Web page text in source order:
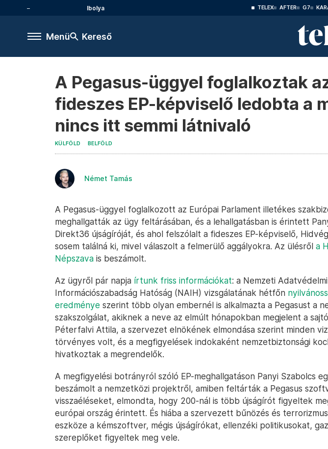
Ibolya TELEX AFTER G7
Menü Kereső
A Pegasus-üggyel foglalkoztak
fideszes EP-képviselő ledobta a
nincs itt semmi látnivaló
KÜLFÖLD BELFÖLD
Német Tamás
A Pegasus-üggyel foglalkozott az Európai Parlament illetékes
meghallgatták az ügy feltárásában, és a lehallgatásban is érintett
Direkt36 újságíróját, és ahol felszólalt a fideszes EP-képviselő,
sosem találná ki, mivel válaszolt a felmerülő aggályokra. Az ülésről a
Népszava is beszámolt.
Az ügyről pár napja írtunk friss információkat: a Nemzeti
Információszabadság Hatóság (NAIH) vizsgálatának hétfőn
eredménye szerint több olyan embernél is alkalmazta a Pegasust a
szakszolgálat, akiknek a neve az elmúlt hónapokban megjelent a
Péterfalvi Attila, a szervezet elnökének elmondása szerint minden
törvényes volt, és a megfigyelések indokaként nemzetbiztonsági
hivatkoztak a megrendelők.
A megfigyelési botrányról szóló EP-meghallgatáson Panyi Szabolcs
beszámolt a nemzetközi projektről, amiben feltárták a Pegasus
visszaéléseket, elmondta, hogy 200-nál is több újságírót figyeltek
európai ország érintett. És hiába a szervezett bűnözés és
eszköze a kémszoftver, mégis újságírókat, ellenzéki politikusokat,
szereplőket figyeltek meg vele.